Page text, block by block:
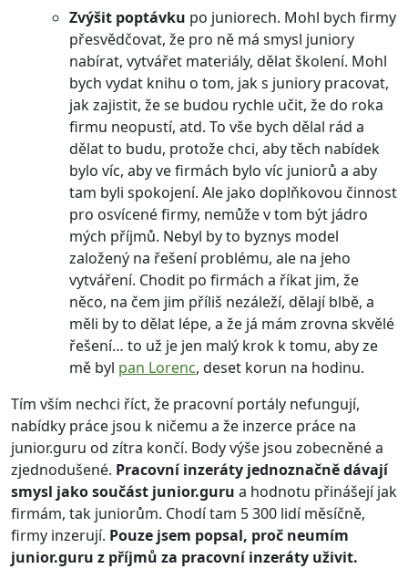
Zvýšit poptávku po juniorech. Mohl bych firmy
přesvědčovat, že pro ně má smysl juniory
nabírat, vytvářet materiály, dělat školení. Mohl
bych vydat knihu o tom, jak s juniory pracovat,
jak zajistit, že se budou rychle učit, že do roka
firmu neopustí, atd. To vše bych dělal rád a
dělat to budu, protože chci, aby těch nabídek
bylo víc, aby ve firmách bylo víc juniorů a aby
tam byli spokojení. Ale jako doplňkovou činnost
pro osvícené firmy, nemůže v tom být jádro
mých příjmů. Nebyl by to byznys model
založený na řešení problému, ale na jeho
vytváření. Chodit po firmách a říkat jim, že
něco, na čem jim příliš nezáleží, dělají blbě, a
měli by to dělat lépe, a že já mám zrovna skvělé
řešení… to už je jen malý krok k tomu, aby ze
mě byl pan Lorenc, deset korun na hodinu.
Tím vším nechci říct, že pracovní portály nefungují,
nabídky práce jsou k ničemu a že inzerce práce na
junior.guru od zítra končí. Body výše jsou zobecněné a
zjednodušené. Pracovní inzeráty jednoznačně dávají
smysl jako součást junior.guru a hodnotu přinášejí jak
firmám, tak juniorům. Chodí tam 5 300 lidí měsíčně,
firmy inzerují. Pouze jsem popsal, proč neumím
junior.guru z příjmů za pracovní inzeráty uživit.